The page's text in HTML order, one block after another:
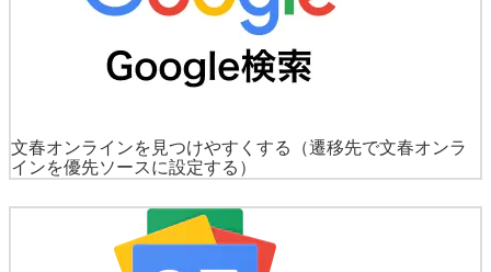
文春オンラインを見つけやすくする
（遷移先で文春オンラ
インを優先ソースに設定する）